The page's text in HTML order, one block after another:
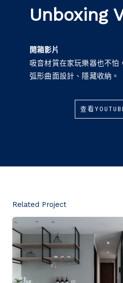
Unboxing
開箱影片
吸音材質在家玩樂器也不怕
弧形曲面設計、隱藏收納。
查看
Related Project